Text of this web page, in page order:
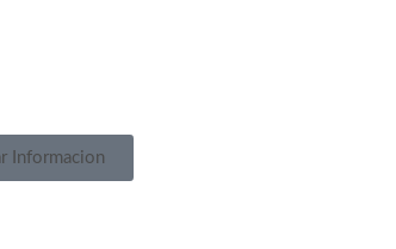
Informacion